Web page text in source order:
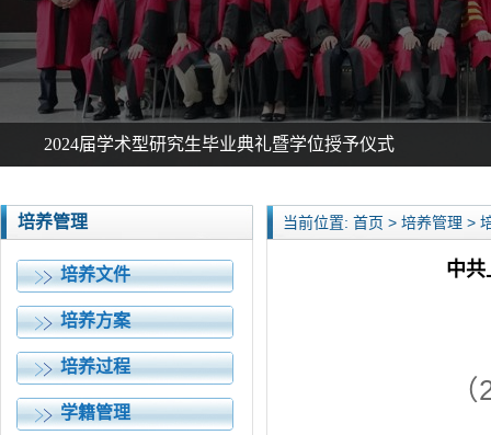
2024届学术型研究生毕业典礼暨学位授予仪式
培养管理
培养文件
培养方案
培养过程
学籍管理
当前位置: 首页 > 培养管理 >
中共